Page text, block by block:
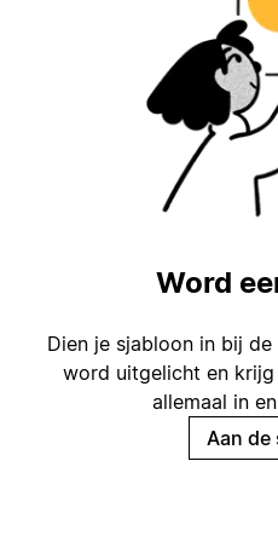
Word
Dien je sjabloon in bij
word uitgelicht en
allemaal in
Aan de